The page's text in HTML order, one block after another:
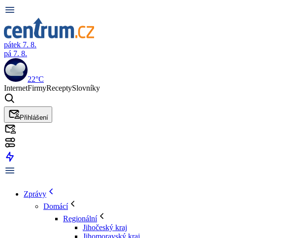
pátek 7. 8.
pá 7. 8.
22°C
InternetFirmyReceptySlovníky
Přihlášení
Zprávy
Domácí
Regionální
Jihočeský kraj
Jihomoravský kraj